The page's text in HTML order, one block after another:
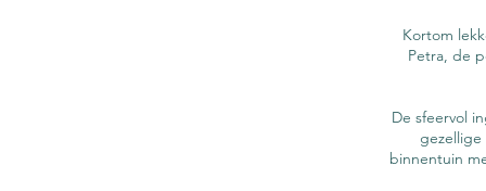
Kortom
Petra, de
De sfeervol
binnentuin